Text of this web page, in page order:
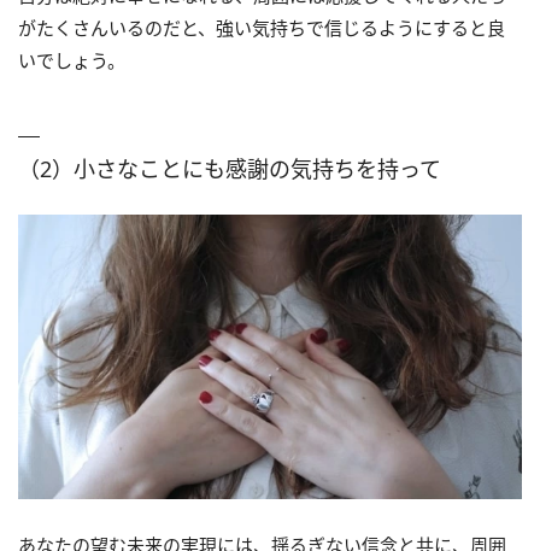
がたくさんいるのだと、強い気持ちで信じるようにすると良
いでしょう。
（2）小さなことにも感謝の気持ちを持って
あなたの望む未来の実現には、揺るぎない信念と共に、周囲